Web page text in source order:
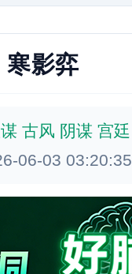
寒影弈
古风 阴谋 宫廷
06-03